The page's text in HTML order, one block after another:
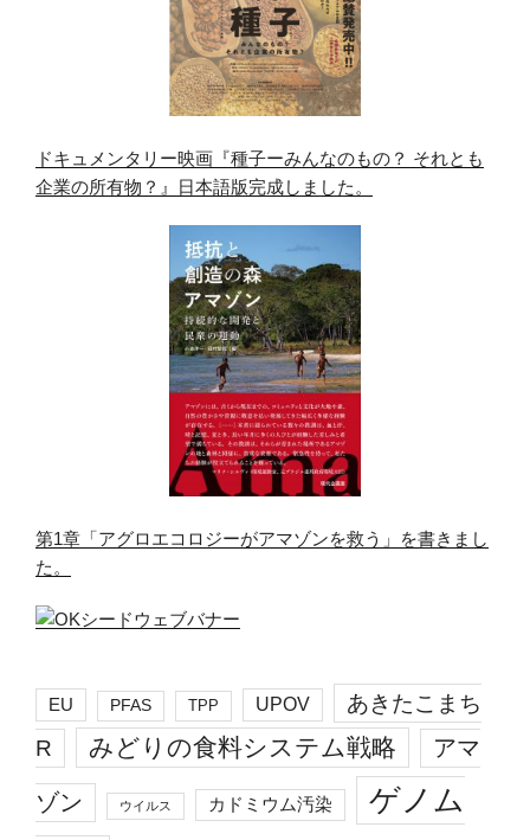
ドキュメンタリー映画『種子ーみんなのもの？ それとも
企業の所有物？』日本語版完成しました。
第1章「アグロエコロジーがアマゾンを救う」を書きまし
た。
EU PFAS TPP UPOV
あきたこまち
R
みどりの食料システム戦略 アマ
ゾン ウイルス カドミウム汚染
ゲノム